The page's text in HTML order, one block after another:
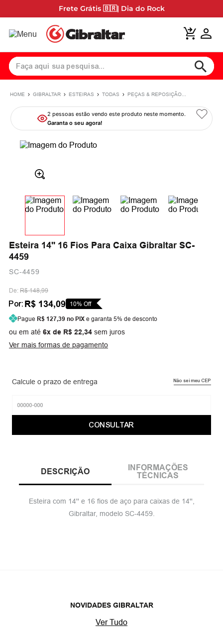
Frete Grátis 🇧🇷| Dia do Rock
Faça aqui sua pesquisa...
GIBRALTAR ESTEIRAS TODAS PEÇAS & REPOSIÇÃO
2 pessoas estão vendo este produto neste momento.
Garanta o seu agora!
Esteira 14'' 16 Fios Para Caixa Gibraltar SC-
4459
SC-4459
De: R$ 148,99
Por: R$ 134,09 10% Off
Pague R$ 127,39 no PIX e garanta 5% de desconto
ou em até 6x de R$ 22,34 sem juros
Ver mais formas de pagamento
Calcule o prazo de entrega Não sei meu CEP
CONSULTAR
DESCRIÇÃO
INFORMAÇÕES
TÉCNICAS
Esteira com 14'' e 16 fios de aço para caixas de 14'',
Gibraltar, modelo SC-4459.
NOVIDADES GIBRALTAR
Ver Tudo
Termos Mais Buscados
1 º Chimbal